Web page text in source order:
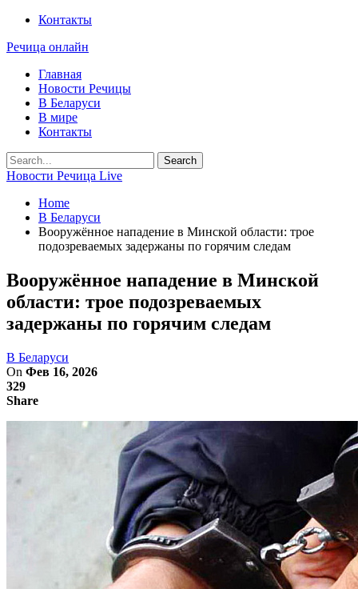
Контакты
Речица онлайн
Главная
Новости Речицы
В Беларуси
В мире
Контакты
Новости Речица Live
Home
В Беларуси
Вооружённое нападение в Минской области: трое
подозреваемых задержаны по горячим следам
Вооружённое нападение в Минской
области: трое подозреваемых
задержаны по горячим следам
В Беларуси
On Фев 16, 2026
329
Share